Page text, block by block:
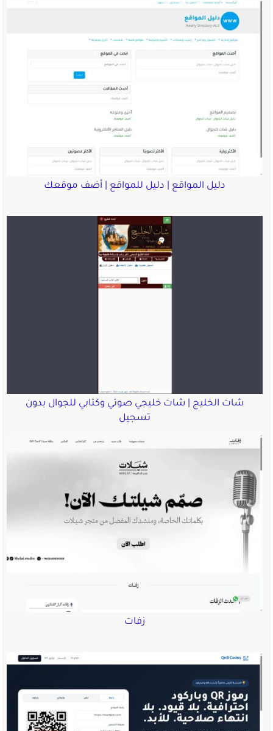
دليل المواقع | دليل للمواقع | أضف موقعك
شات الخليج | شات خليجي صوتي وكتابي للجوال بدون
تسجيل
زفات